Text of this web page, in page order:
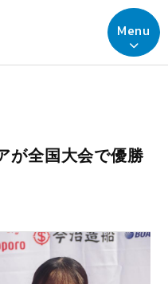
Menu
が全国大会で優勝